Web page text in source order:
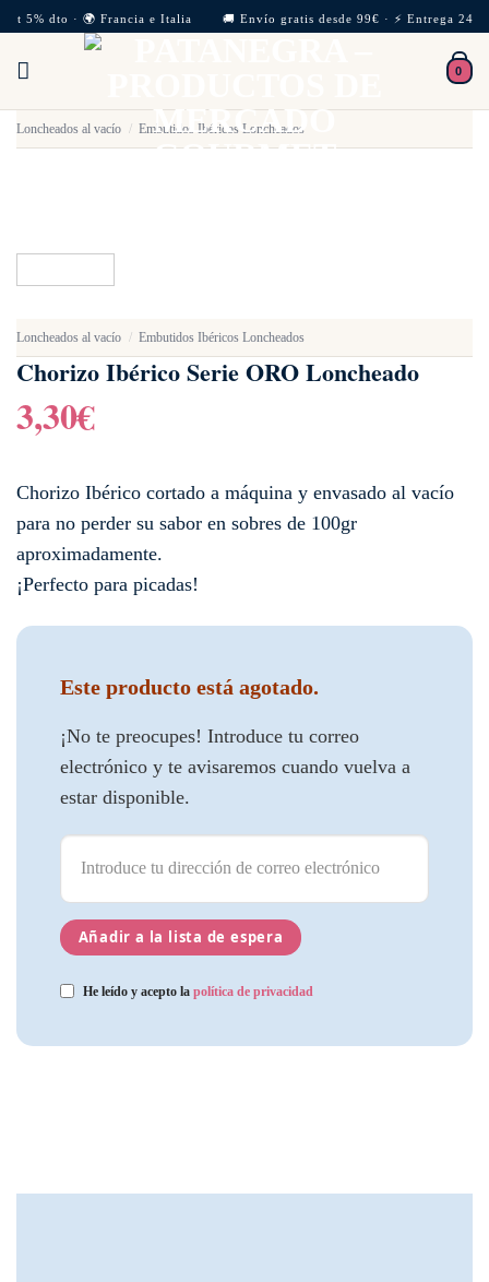
Skip
content
5% dto · 🌍 Francia e Italia 🚚 Envío gratis desde 99€ · ⚡ Entrega
0
Loncheados al vacío / Embutidos Ibéricos Loncheados
Loncheados al vacío / Embutidos Ibéricos Loncheados
Chorizo Ibérico Serie ORO Loncheado
3,30€
Chorizo Ibérico cortado a máquina y envasado al vacío
para no perder su sabor en sobres de 100gr
aproximadamente.
¡Perfecto para picadas!
Este producto está agotado.
¡No te preocupes! Introduce tu correo
electrónico y te avisaremos cuando vuelva a
estar disponible.
He leído y acepto la política de privacidad